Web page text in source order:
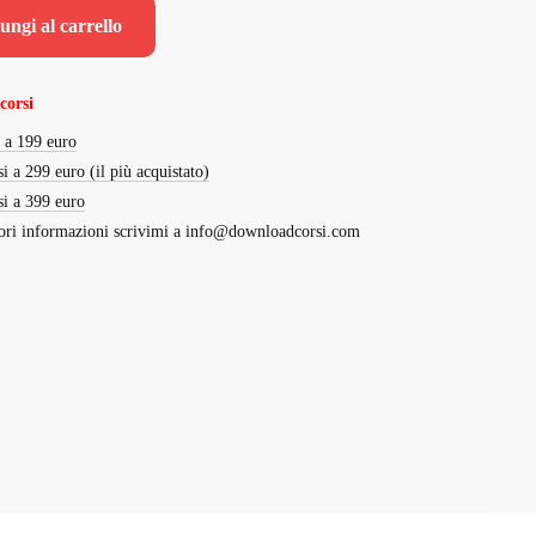
originale
era:
attuale
è:
al carrello
199 euro
a 299 euro (il più acquistato)
a 399 euro
informazioni scrivimi a info@downloadcorsi.com